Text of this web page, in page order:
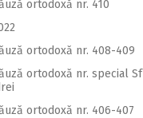
ortodoxă nr. 410
ortodoxă nr. 408-409
ortodoxă nr. special Sf
ortodoxă nr. 406-407